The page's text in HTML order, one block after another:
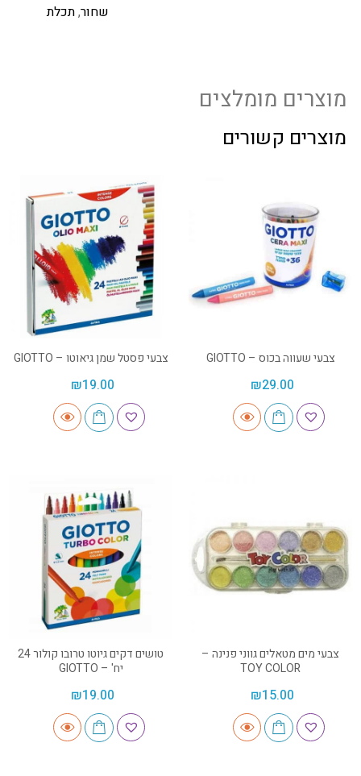
שחור,תכלת
מוצרים מומלצים
מוצרים קשורים
צבעי שעווה בכוס – GIOTTO
₪29.00
צבעי פסטל שמן גיאוטו – GIOTTO
₪19.00
צבעי מים מטאלים גווני פנינה –
TOY COLOR
₪15.00
טושים דקים גיוטו טרובו קולור 24
יח' – GIOTTO
₪19.00